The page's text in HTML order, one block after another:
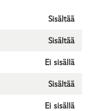
Sisältää
Sisältää
Ei sisällä
Sisältää
Ei sisällä